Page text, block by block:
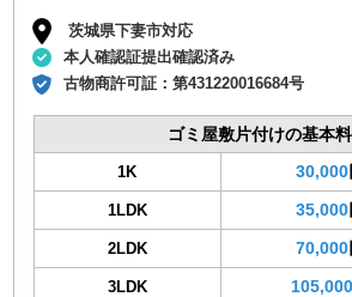
茨城県下妻市対応
本人確認証提出確認済み
古物商許可証：第431220016684号
ゴミ屋敷片付けの基本
1K 30,000
1LDK 35,000
2LDK 70,000
3LDK 105,000